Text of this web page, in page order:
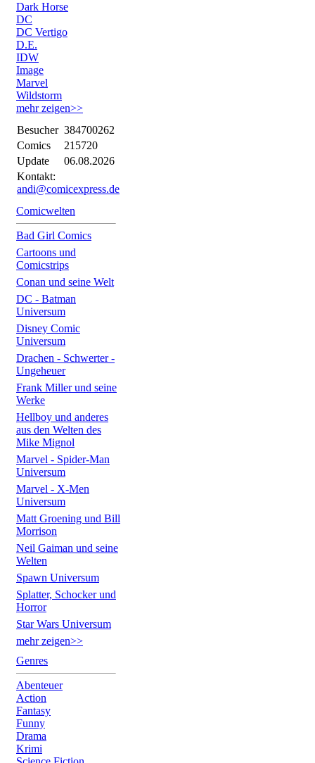
Dark Horse
DC
DC Vertigo
D.E.
IDW
Image
Marvel
Wildstorm
mehr zeigen>>
Besucher 384700262
Comics
215720
Update
06.08.2026
Kontakt:
andi@comicexpress.de
Comicwelten
Bad Girl Comics
Cartoons und
Comicstrips
Conan und seine Welt
DC - Batman
Universum
Disney Comic
Universum
Drachen - Schwerter -
Ungeheuer
Frank Miller und seine
Werke
Hellboy und anderes
aus den Welten des
Mike Mignol
Marvel - Spider-Man
Universum
Marvel - X-Men
Universum
Matt Groening und Bill
Morrison
Neil Gaiman und seine
Welten
Spawn Universum
Splatter, Schocker und
Horror
Star Wars Universum
mehr zeigen>>
Genres
Abenteuer
Action
Fantasy
Funny
Drama
Krimi